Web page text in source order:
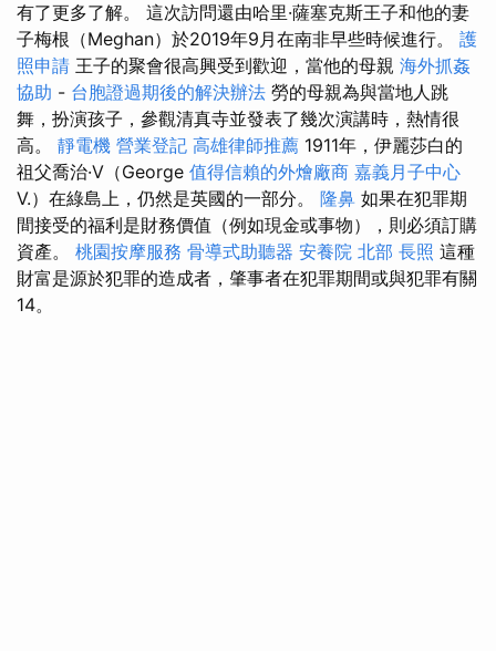
有了更多了解。 這次訪問還由哈里·薩塞克斯王子和他的妻
子梅根（Meghan）於2019年9月在南非早些時候進行。 護
照申請 王子的聚會很高興受到歡迎，當他的母親 海外抓姦
協助 - 台胞證過期後的解決辦法 勞的母親為與當地人跳
舞，扮演孩子，參觀清真寺並發表了幾次演講時，熱情很
高。 靜電機 營業登記 高雄律師推薦 1911年，伊麗莎白的
祖父喬治·V（George 值得信賴的外燴廠商 嘉義月子中心
V.）在綠島上，仍然是英國的一部分。 隆鼻 如果在犯罪期
間接受的福利是財務價值（例如現金或事物），則必須訂購
資產。 桃園按摩服務 骨導式助聽器 安養院 北部 長照 這種
財富是源於犯罪的造成者，肇事者在犯罪期間或與犯罪有關
14。